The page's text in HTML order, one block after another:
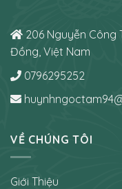
206 Nguyễn Công
Đồng, Việt Nam
0796295252
VỀ CHÚNG TÔI
Giới Thiệu